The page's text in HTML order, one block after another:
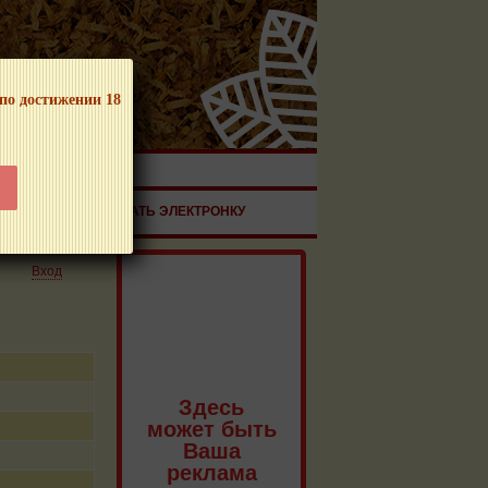
достижении 18
ПРОДУКЦИИ!
ЗАКАЗАТЬ ЭЛЕКТРОНКУ
Вход
Здесь
может быть
Ваша
реклама